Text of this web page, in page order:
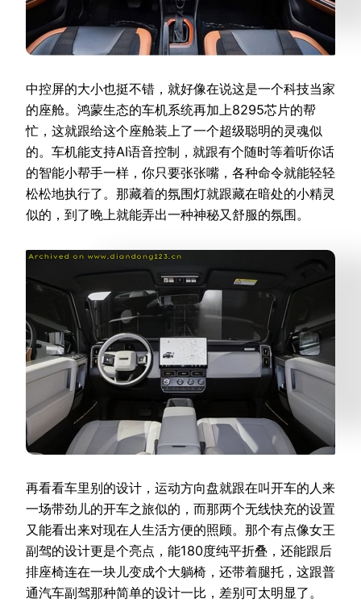
中控屏的大小也挺不错，就好像在说这是一个科技当家
的座舱。鸿蒙生态的车机系统再加上8295芯片的帮
忙，这就跟给这个座舱装上了一个超级聪明的灵魂似
的。车机能支持AI语音控制，就跟有个随时等着听你话
的智能小帮手一样，你只要张张嘴，各种命令就能轻轻
松松地执行了。那藏着的氛围灯就跟藏在暗处的小精灵
似的，到了晚上就能弄出一种神秘又舒服的氛围。
再看看车里别的设计，运动方向盘就跟在叫开车的人来
一场带劲儿的开车之旅似的，而那两个无线快充的设置
又能看出来对现在人生活方便的照顾。那个有点像女王
副驾的设计更是个亮点，能180度纯平折叠，还能跟后
排座椅连在一块儿变成个大躺椅，还带着腿托，这跟普
通汽车副驾那种简单的设计一比，差别可太明显了。